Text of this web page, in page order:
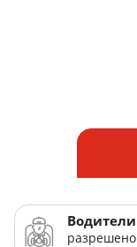
Водители
разрешено